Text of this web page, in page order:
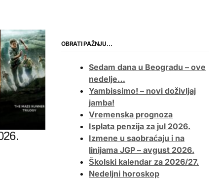
OBRATI PAŽNJU…
Sedam dana u Beogradu – ove
nedelje…
Yambissimo! – novi doživljaj
jamba!
Vremenska prognoza
Isplata penzija za jul 2026.
Izmene u saobraćaju i na
linijama JGP – avgust 2026.
Školski kalendar za 2026/27.
Nedeljni horoskop